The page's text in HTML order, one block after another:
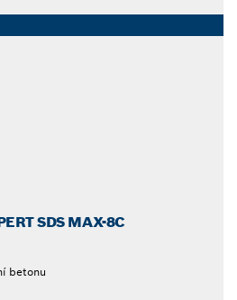
SDS MAX-8C
betonu